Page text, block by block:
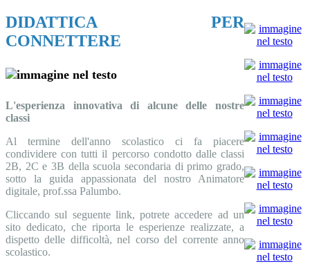
DIDATTICA PER
CONNETTERE
L'esperienza innovativa di alcune delle nostre
classi
Al termine dell'anno scolastico ci fa piacere
condividere con tutti il percorso condotto dalle classi
2B, 2C e 3B della scuola secondaria di primo grado,
sotto la guida appassionata del nostro Animatore
digitale, prof.ssa Palumbo.
Cliccando sul seguente link, potrete accedere ad un
sito dedicato, che riporta le esperienze realizzate, a
dispetto delle difficoltà, nel corso del corrente anno
scolastico.